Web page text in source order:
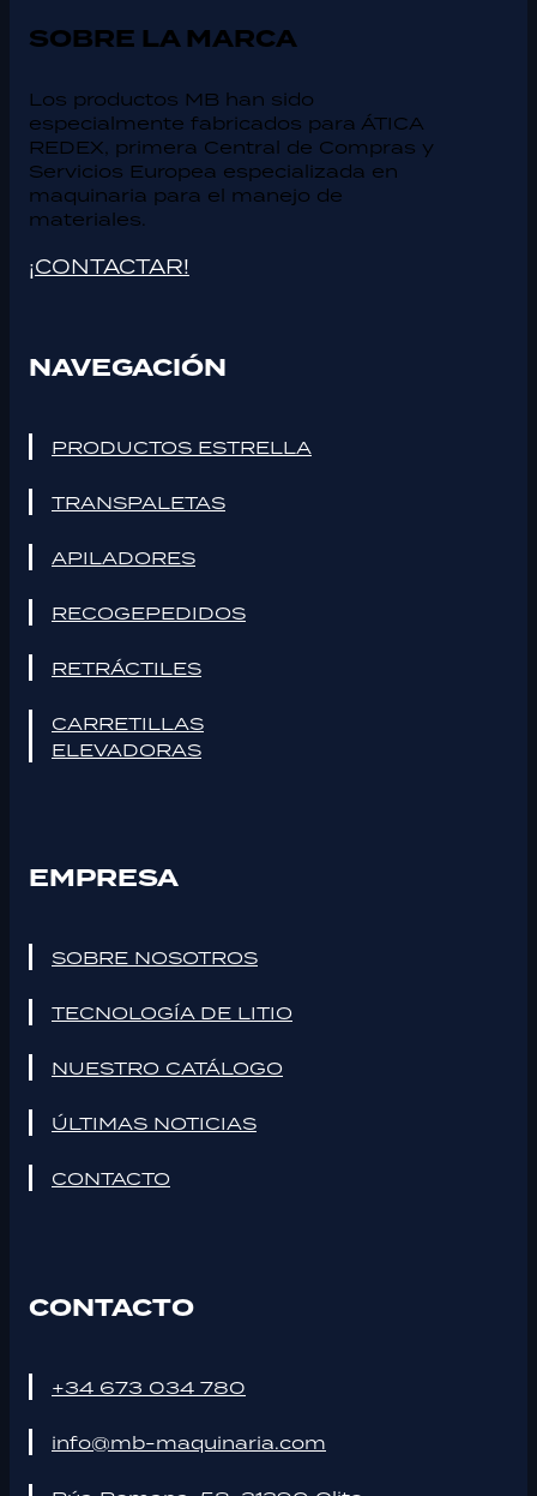
SOBRE LA MARCA
Los productos MB han sido
especialmente fabricados para ÁTICA
REDEX, primera Central de Compras y
Servicios Europea especializada en
maquinaria para el manejo de
materiales.
¡CONTACTAR!
NAVEGACIÓN
PRODUCTOS ESTRELLA
TRANSPALETAS
APILADORES
RECOGEPEDIDOS
RETRÁCTILES
CARRETILLAS
ELEVADORAS
EMPRESA
SOBRE NOSOTROS
TECNOLOGÍA DE LITIO
NUESTRO CATÁLOGO
ÚLTIMAS NOTICIAS
CONTACTO
CONTACTO
+34 673 034 780
info@mb-maquinaria.com